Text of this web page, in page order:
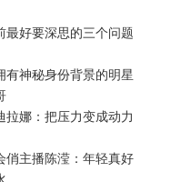
最好要深思的三个问题
有神秘身份背景的明星
拉娜：把压力变成动力
俏主播陈滢：年轻真好